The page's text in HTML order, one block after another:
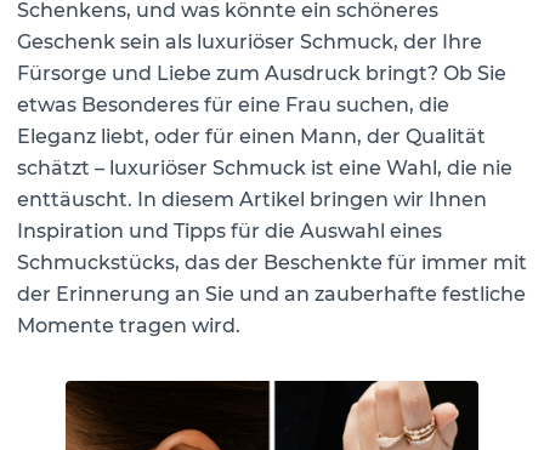
Schenkens, und was könnte ein schöneres
Geschenk sein als luxuriöser Schmuck, der Ihre
Fürsorge und Liebe zum Ausdruck bringt? Ob Sie
etwas Besonderes für eine Frau suchen, die
Eleganz liebt, oder für einen Mann, der Qualität
schätzt – luxuriöser Schmuck ist eine Wahl, die nie
enttäuscht. In diesem Artikel bringen wir Ihnen
Inspiration und Tipps für die Auswahl eines
Schmuckstücks, das der Beschenkte für immer mit
der Erinnerung an Sie und an zauberhafte festliche
Momente tragen wird.